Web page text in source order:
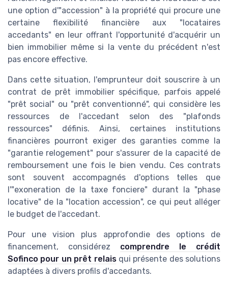
une option d'"accession" à la propriété qui procure une
certaine flexibilité financière aux "locataires
accedants" en leur offrant l'opportunité d'acquérir un
bien immobilier même si la vente du précédent n'est
pas encore effective.
Dans cette situation, l'emprunteur doit souscrire à un
contrat de prêt immobilier spécifique, parfois appelé
"prêt social" ou "prêt conventionné", qui considère les
ressources de l'accedant selon des "plafonds
ressources" définis. Ainsi, certaines institutions
financières pourront exiger des garanties comme la
"garantie relogement" pour s'assurer de la capacité de
remboursement une fois le bien vendu. Ces contrats
sont souvent accompagnés d'options telles que
l'"exoneration de la taxe fonciere" durant la "phase
locative" de la "location accession", ce qui peut alléger
le budget de l'accedant.
Pour une vision plus approfondie des options de
financement, considérez comprendre le crédit
Sofinco pour un prêt relaisqui présente des solutions
adaptées à divers profils d'accedants.